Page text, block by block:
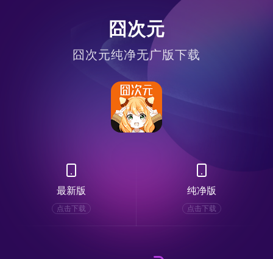
囧次元
囧次元纯净无广版下载
最新版
点击下载
纯净版
点击下载